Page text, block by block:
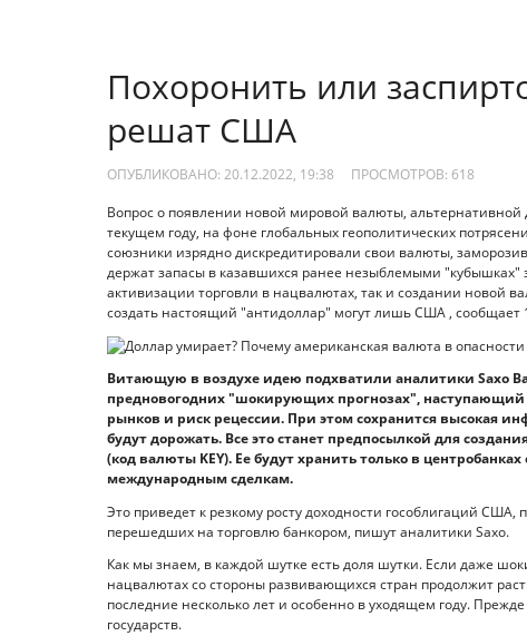
Похоронить или
решат США
ОПУБЛИКОВАНО: 20.12.2022, 19:38 ПРОСМОТРОВ: 618
Вопрос о появлении новой мировой валюты,
текущем году, на фоне глобальных геополитических
союзники изрядно дискредитировали свои валюты,
держат запасы в казавшихся ранее незыблемыми "кубышках"
активизации торговли в нацвалютах, так и создании новой
создать настоящий "антидоллар" могут лишь США , сообщает
Витающую в воздухе идею подхватили аналитики Saxo
предновогодних "шокирующих прогнозах", наступающий
рынков и риск рецессии. При этом сохранится высокая
будут дорожать. Все это станет предпосылкой для
(код валюты KEY). Ее будут хранить только в
международным сделкам.
Это приведет к резкому росту доходности гособлигаций
перешедших на торговлю банкором, пишут аналитики Saxo.
Как мы знаем, в каждой шутке есть доля шутки. Если даже
нацвалютах со стороны развивающихся стран продолжит
последние несколько лет и особенно в уходящем году.
государств.